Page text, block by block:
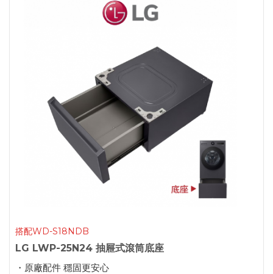
搭配WD-S18NDB
LG LWP-25N24 抽屜式滾筒底座
・原廠配件 穩固更安心